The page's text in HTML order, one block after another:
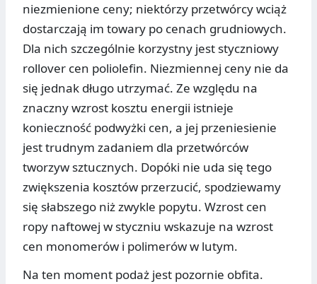
niezmienione ceny; niektórzy przetwórcy wciąż
dostarczają im towary po cenach grudniowych.
Dla nich szczególnie korzystny jest styczniowy
rollover cen poliolefin. Niezmiennej ceny nie da
się jednak długo utrzymać. Ze względu na
znaczny wzrost kosztu energii istnieje
konieczność podwyżki cen, a jej przeniesienie
jest trudnym zadaniem dla przetwórców
tworzyw sztucznych. Dopóki nie uda się tego
zwiększenia kosztów przerzucić, spodziewamy
się słabszego niż zwykle popytu. Wzrost cen
ropy naftowej w styczniu wskazuje na wzrost
cen monomerów i polimerów w lutym.
Na ten moment podaż jest pozornie obfita.